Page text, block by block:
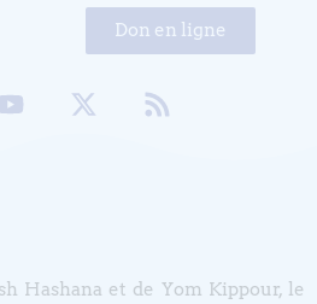
Don en ligne
Hashana et de Yom Kippour, le